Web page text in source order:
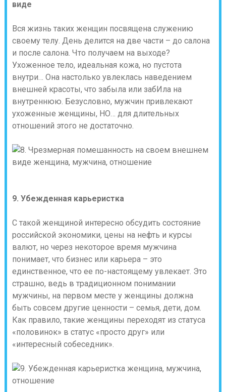
виде
Вся жизнь таких женщин посвящена служению
своему телу. День делится на две части – до салона
и после салона. Что получаем на выходе?
Ухоженное тело, идеальная кожа, но пустота
внутри… Она настолько увлеклась наведением
внешней красоты, что забыла или забИла на
внутреннюю. Безусловно, мужчин привлекают
ухоженные женщины, НО… для длительных
отношений этого не достаточно.
9. Убежденная карьеристка
С такой женщиной интересно обсудить состояние
российской экономики, цены на нефть и курсы
валют, но через некоторое время мужчина
понимает, что бизнес или карьера – это
единственное, что ее по-настоящему увлекает. Это
страшно, ведь в традиционном понимании
мужчины, на первом месте у женщины должна
быть совсем другие ценности – семья, дети, дом.
Как правило, такие женщины переходят из статуса
«половинок» в статус «просто друг» или
«интересный собеседник».